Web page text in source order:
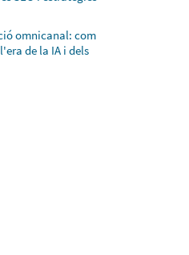
omnicanal: com
de la IA i dels